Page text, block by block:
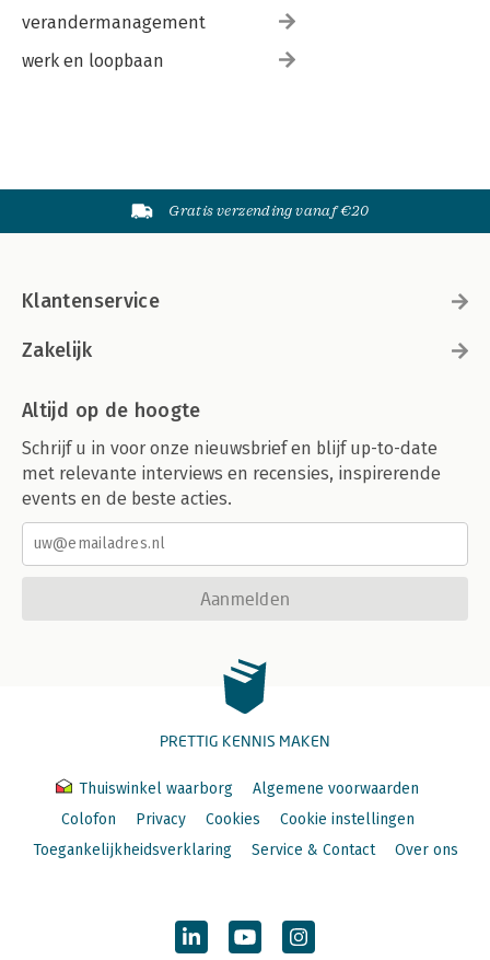
verandermanagement
werk en loopbaan
Gratis verzending vanaf €20
Klantenservice
Zakelijk
Altijd op de hoogte
Schrijf u in voor onze nieuwsbrief en blijf up-to-date
met relevante interviews en recensies, inspirerende
events en de beste acties.
Aanmelden
PRETTIG KENNIS MAKEN
Thuiswinkel waarborg
Algemene voorwaarden
Colofon
Privacy Cookies
Cookie instellingen
Toegankelijkheidsverklaring
Service & Contact Over ons